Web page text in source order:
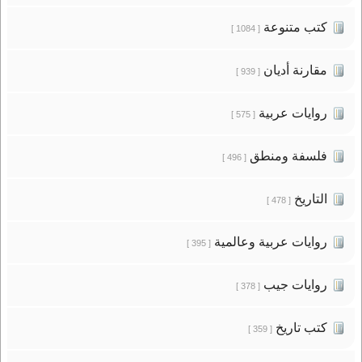
كتب متنوعة[ 1084 ]
مقارنة أديان[ 939 ]
روايات عربية[ 575 ]
فلسفة ومنطق[ 496 ]
التاريخ[ 478 ]
روايات عربية وعالمية[ 395 ]
روايات جيب[ 378 ]
كتب تاريخ[ 359 ]